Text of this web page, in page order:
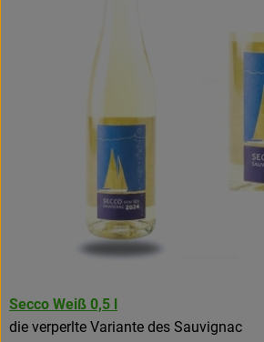
Secco Weiß 0,5 l
die verperlte Variante des Sauvignac